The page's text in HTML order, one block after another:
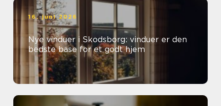
16. juni 2026
Nye vinduer i Skodsborg: vinduer er den
bedste base for et godt hjem